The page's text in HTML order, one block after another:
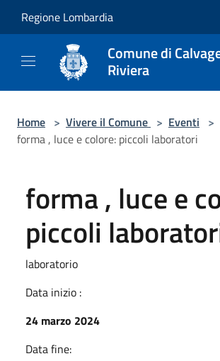
Regione Lombardia
Comune di
Riviera
Home > Vivere il Comune > Eventi >
forma , luce e colore: piccoli laboratori
forma , luce e
piccoli
laboratorio
Data inizio :
24 marzo 2024
Data fine: